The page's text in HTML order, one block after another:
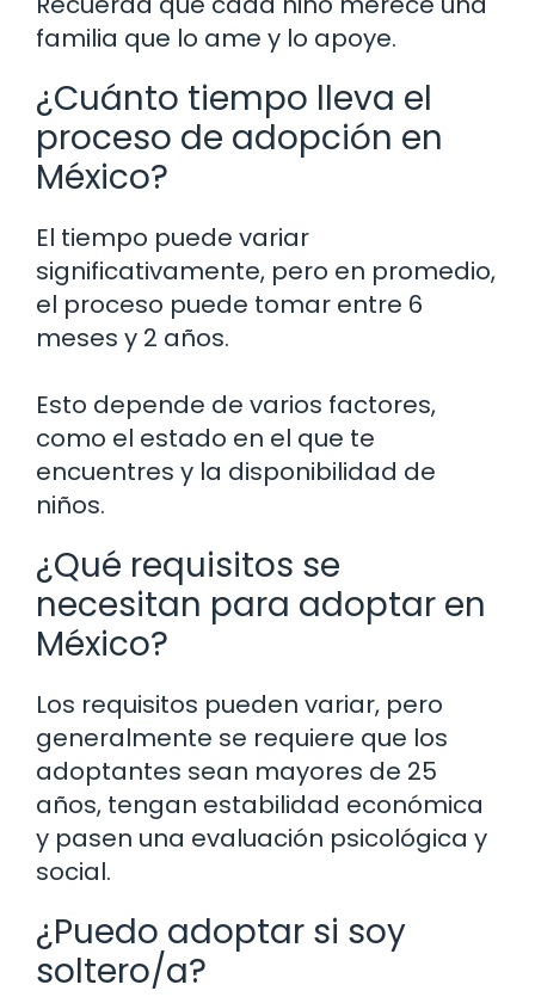
familia que lo ame y lo apoye.
¿Cuánto tiempo lleva el
proceso de adopción en
México?
El tiempo puede variar
significativamente, pero en promedio,
el proceso puede tomar entre 6
meses y 2 años.
Esto depende de varios factores,
como el estado en el que te
encuentres y la disponibilidad de
niños.
¿Qué requisitos se
necesitan para adoptar en
México?
Los requisitos pueden variar, pero
generalmente se requiere que los
adoptantes sean mayores de 25
años, tengan estabilidad económica
y pasen una evaluación psicológica y
social.
¿Puedo adoptar si soy
soltero/a?